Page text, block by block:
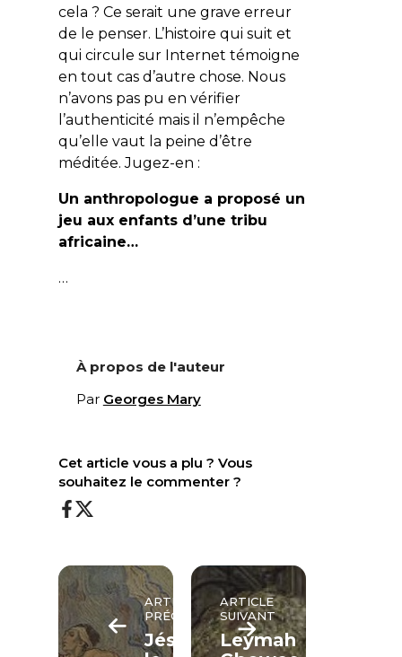
cela ? Ce serait une grave erreur
de le penser. L’histoire qui suit et
qui circule sur Internet témoigne
en tout cas d’autre chose. Nous
n’avons pas pu en vérifier
l’authenticité mais il n’empêche
qu’elle vaut la peine d’être
méditée. Jugez-en :
Un anthropologue a proposé un
jeu aux enfants d’une tribu
africaine…
…
À propos de l'auteur
Par Georges Mary
Cet article vous a plu ? Vous
souhaitez le commenter ?
ARTICLE
PRÉCÉDENT
Jésus,
ARTICLE
SUIVANT
Leymah